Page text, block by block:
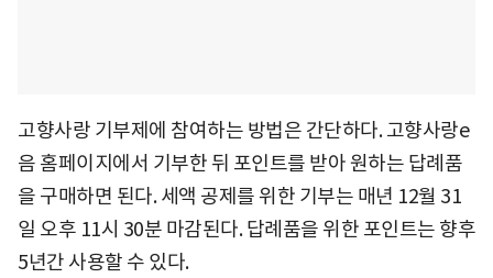
고향사랑 기부제에 참여하는 방법은 간단하다. 고향사랑e
음 홈페이지에서 기부한 뒤 포인트를 받아 원하는 답례품
을 구매하면 된다. 세액 공제를 위한 기부는 매년 12월 31
일 오후 11시 30분 마감된다. 답례품을 위한 포인트는 향후
5년간 사용할 수 있다.